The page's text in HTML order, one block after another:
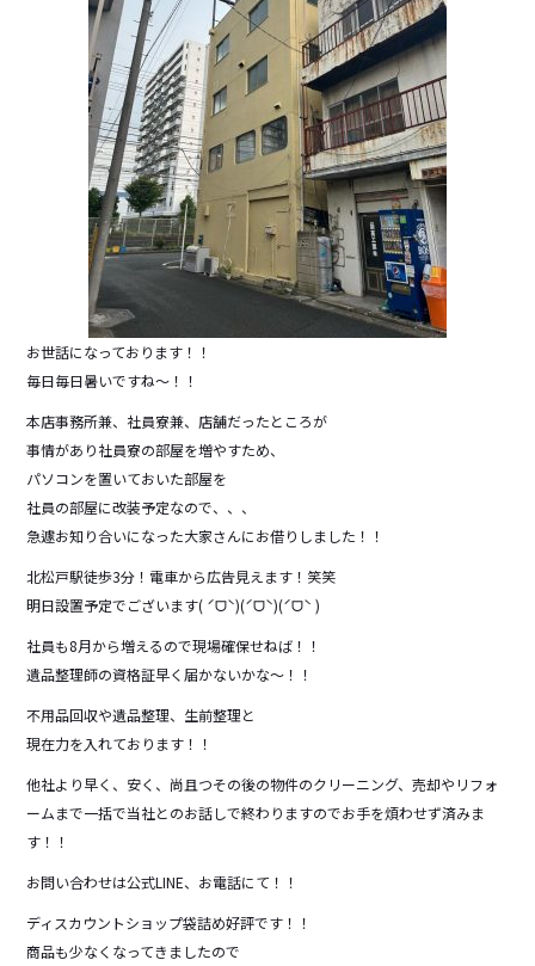
お世話になっております！！
毎日毎日暑いですね～！！
本店事務所兼、社員寮兼、店舗だったところが
事情があり社員寮の部屋を増やすため、
パソコンを置いておいた部屋を
社員の部屋に改装予定なので、、、
急遽お知り合いになった大家さんにお借りしました！！
北松戸駅徒歩3分！電車から広告見えます！笑笑
明日設置予定でございます( ˊᗜˋ)(ˊᗜˋ)(ˊᗜˋ )
社員も8月から増えるので現場確保せねば！！
遺品整理師の資格証早く届かないかな～！！
不用品回収や遺品整理、生前整理と
現在力を入れております！！
他社より早く、安く、尚且つその後の物件のクリーニング、売却やリフォ
ームまで一括で当社とのお話しで終わりますのでお手を煩わせず済みま
す！！
お問い合わせは公式LINE、お電話にて！！
ディスカウントショップ袋詰め好評です！！
商品も少なくなってきましたので